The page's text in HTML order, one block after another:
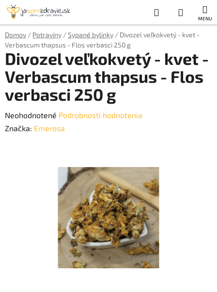
Prejsť
obsah
Hľadať
KOŠÍK
Domov / Potraviny /Sypané bylinky / Divozel veľkokvetý - kvet -
Verbascum thapsus - Flos verbasci 250 g
Divozel veľkokvetý - kvet -
Verbascum thapsus - Flos
verbasci 250 g
Priemerné
hodnotenie
Neohodnotené Podrobnosti hodnotenia
Značka: Emerosa